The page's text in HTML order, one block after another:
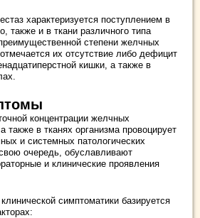
характеризуется поступлением в
также и в ткани различного типа
степени желчных
их отсутствие либо дефицит
кишки, а также в
концентрации желчных
также в тканях организма провоцирует
и системных патологических
очередь, обуславливают
и клинические проявления
симптоматики базируется